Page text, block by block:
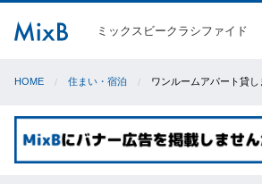
ミックスビークラシファイド
HOME 住まい・宿泊 ワンルームアパート貸し